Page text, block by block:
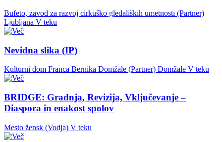
Bufeto, zavod za razvoj cirkuško gledaliških umetnosti (Partner)
Ljubljana V teku
Nevidna slika (IP)
Kulturni dom Franca Bernika Domžale (Partner) Domžale V teku
BRIDGE: Gradnja, Revizija, Vključevanje –
Diaspora in enakost spolov
Mesto žensk (Vodja) V teku